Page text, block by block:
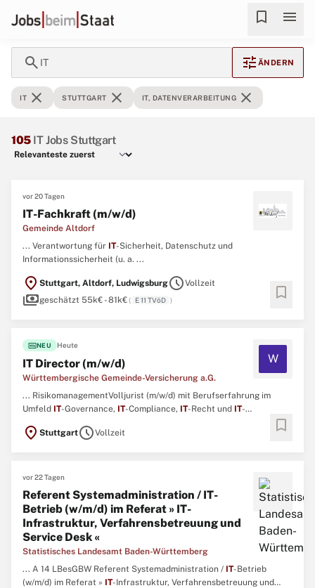
bookmark menu
search IT tune ÄNDERN
IT close STUTTGART close IT, DATENVERARBEITUNG close
105 IT Jobs Stuttgart
vor 20 Tagen
IT-Fachkraft (m/w/d)
Gemeinde Altdorf
... Verantwortung für IT-Sicherheit, Datenschutz und
Informationssicherheit (u. a. ...
location_on Stuttgart, Altdorf, LudwigsburgscheduleVollzeit
paymentsgeschätzt 55k€ - 81k€( E 11 TVöD ) bookmark
fiber_newNEU Heute
IT Director (m/w/d)
Württembergische Gemeinde-Versicherung a.G.
W
... RisikomanagementVolljurist (m/w/d) mit Berufserfahrung im
Umfeld IT-Governance, IT-Compliance, IT-Recht und IT-
strategischenIT-Themen und gute Kenntnisse in
location_on StuttgartscheduleVollzeit bookmark
vor 22 Tagen
Referent Systemadministration / IT-
Betrieb (w/m/d) im Referat » IT-
Infrastruktur, Verfahrensbetreuung und
Service Desk «
Statistisches Landesamt Baden-Württemberg
... A 14 LBesGBW Referent Systemadministration / IT-Betrieb
(w/m/d) im Referat » IT-Infrastruktur, Verfahrensbetreuung und